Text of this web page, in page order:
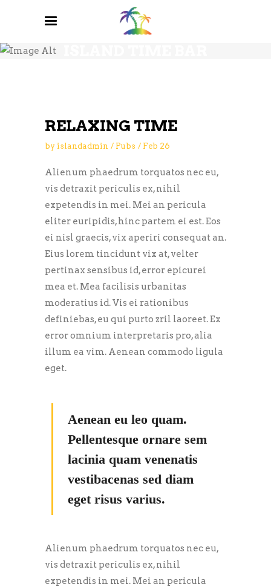
BREWERY BLOG
RELAXING TIME
by islandadmin Pubs Feb 26
Alienum phaedrum torquatos nec eu,
vis detraxit periculis ex, nihil
expetendis in mei. Mei an pericula
eliter euripidis, hinc partem ei est. Eos
ei nisl graecis, vix aperiri consequat an.
Eius lorem tincidunt vix at, velter
pertinax sensibus id, error epicurei
mea et. Mea facilisis urbanitas
moderatius id. Vis ei rationibus
definiebas, eu qui purto zril laoreet. Ex
error omnium interpretaris pro, alia
illum ea vim. Aenean commodo ligula
eget.
Aenean eu leo quam.
Pellentesque ornare sem
lacinia quam venenatis
vestibacenas sed diam
eget risus varius.
Alienum phaedrum torquatos nec eu,
vis detraxit periculis ex, nihil
expetendis in mei. Mei an pericula